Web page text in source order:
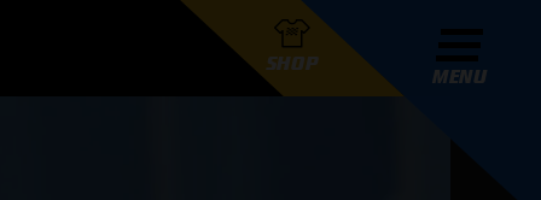
SHOP
MENU